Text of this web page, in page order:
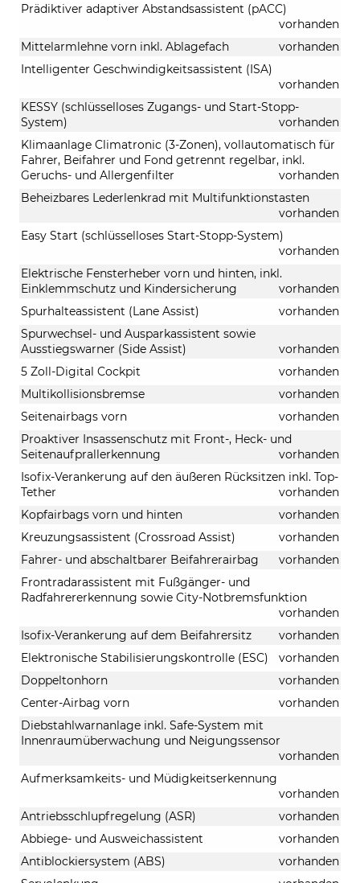
Prädiktiver adaptiver Abstandsassistent (pACC)
vorhanden
Mittelarmlehne vorn inkl. Ablagefach
vorhanden
Intelligenter Geschwindigkeitsassistent (ISA)
vorhanden
KESSY (schlüsselloses Zugangs- und Start-Stopp-
System)
vorhanden
Klimaanlage Climatronic (3-Zonen), vollautomatisch für
Fahrer, Beifahrer und Fond getrennt regelbar, inkl.
Geruchs- und Allergenfilter
vorhanden
Beheizbares Lederlenkrad mit Multifunktionstasten
vorhanden
Easy Start (schlüsselloses Start-Stopp-System)
vorhanden
Elektrische Fensterheber vorn und hinten, inkl.
Einklemmschutz und Kindersicherung
vorhanden
Spurhalteassistent (Lane Assist)
vorhanden
Spurwechsel- und Ausparkassistent sowie
Ausstiegswarner (Side Assist)
vorhanden
5 Zoll-Digital Cockpit
vorhanden
Multikollisionsbremse
vorhanden
Seitenairbags vorn
vorhanden
Proaktiver Insassenschutz mit Front-, Heck- und
Seitenaufprallerkennung
vorhanden
Isofix-Verankerung auf den äußeren Rücksitzen inkl. Top-
Tether
vorhanden
Kopfairbags vorn und hinten
vorhanden
Kreuzungsassistent (Crossroad Assist)
vorhanden
Fahrer- und abschaltbarer Beifahrerairbag
vorhanden
Frontradarassistent mit Fußgänger- und
Radfahrererkennung sowie City-Notbremsfunktion
vorhanden
Isofix-Verankerung auf dem Beifahrersitz
vorhanden
Elektronische Stabilisierungskontrolle (ESC)
vorhanden
Doppeltonhorn
vorhanden
Center-Airbag vorn
vorhanden
Diebstahlwarnanlage inkl. Safe-System mit
Innenraumüberwachung und Neigungssensor
vorhanden
Aufmerksamkeits- und Müdigkeitserkennung
vorhanden
Antriebsschlupfregelung (ASR)
vorhanden
Abbiege- und Ausweichassistent
vorhanden
Antiblockiersystem (ABS)
vorhanden